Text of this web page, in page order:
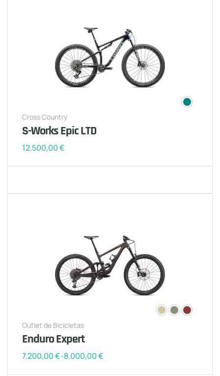
Cross Country
S-Works Epic LTD
12.500,00€
Outlet de Bicicletas
Enduro Expert
7.200,00€-8.000,00€